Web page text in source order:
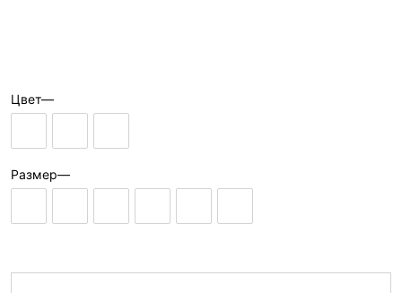
Цвет—
Размер—